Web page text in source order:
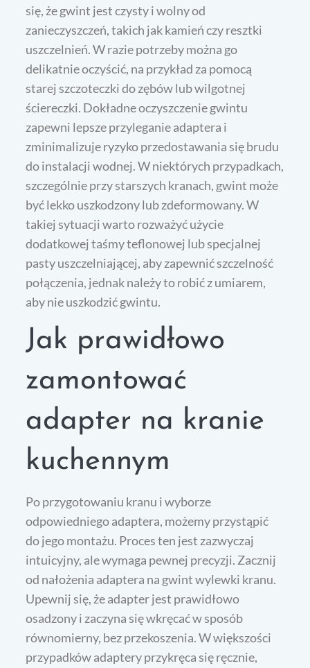
się, że gwint jest czysty i wolny od
zanieczyszczeń, takich jak kamień czy resztki
uszczelnień. W razie potrzeby można go
delikatnie oczyścić, na przykład za pomocą
starej szczoteczki do zębów lub wilgotnej
ściereczki. Dokładne oczyszczenie gwintu
zapewni lepsze przyleganie adaptera i
zminimalizuje ryzyko przedostawania się brudu
do instalacji wodnej. W niektórych przypadkach,
szczególnie przy starszych kranach, gwint może
być lekko uszkodzony lub zdeformowany. W
takiej sytuacji warto rozważyć użycie
dodatkowej taśmy teflonowej lub specjalnej
pasty uszczelniającej, aby zapewnić szczelność
połączenia, jednak należy to robić z umiarem,
aby nie uszkodzić gwintu.
Jak prawidłowo
zamontować
adapter na kranie
kuchennym
Po przygotowaniu kranu i wyborze
odpowiedniego adaptera, możemy przystąpić
do jego montażu. Proces ten jest zazwyczaj
intuicyjny, ale wymaga pewnej precyzji. Zacznij
od nałożenia adaptera na gwint wylewki kranu.
Upewnij się, że adapter jest prawidłowo
osadzony i zaczyna się wkręcać w sposób
równomierny, bez przekoszenia. W większości
przypadków adaptery przykręca się ręcznie,